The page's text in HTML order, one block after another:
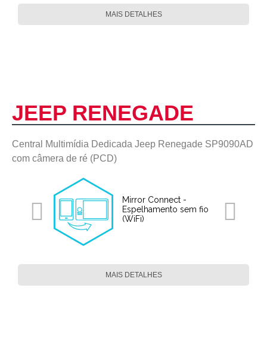
MAIS DETALHES
JEEP RENEGADE
Central Multimídia Dedicada Jeep Renegade SP9090AD
com câmera de ré (PCD)
Mirror Connect -
Espelhamento sem fio
(WiFi)
MAIS DETALHES